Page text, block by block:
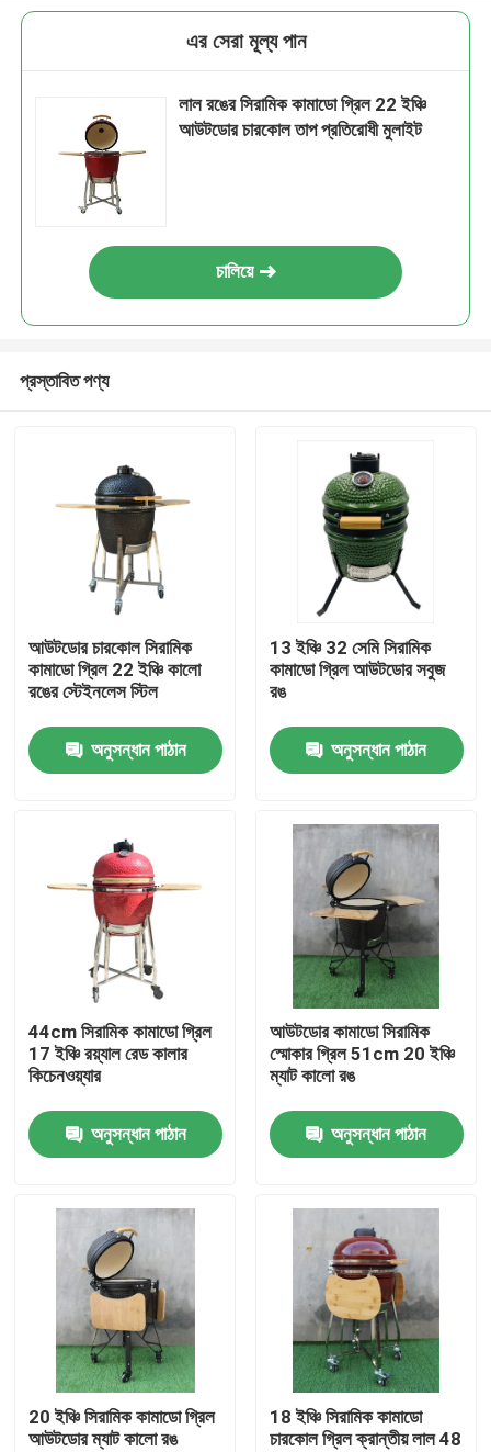
পণ্য
আমাদের সম্পর্কে
কারখানা ভ্রমণ
মান নিয়ন্ত্রণ
আমাদের সাথে যোগাযোগ করুন
সিরামিক কামাডো গ্রিল
সিরামিক বারবিকিউ গ্রিল
সিরামিক চারকোল গ্রিল
এর সেরা মূল্য পান
লাল রঙের সিরামিক কামাডো গ্রিল 22 ইঞ্চি
আউটডোর চারকোল তাপ প্রতিরোধী মুলাইট
চালিয়ে
প্রস্তাবিত পণ্য
আউটডোর চারকোল সিরামিক
কামাডো গ্রিল 22 ইঞ্চি কালো
রঙের স্টেইনলেস স্টিল
অনুসন্ধান পাঠান
13 ইঞ্চি 32 সেমি সিরামিক
কামাডো গ্রিল আউটডোর সবুজ
রঙ
অনুসন্ধান পাঠান
44cm সিরামিক কামাডো গ্রিল
17 ইঞ্চি রয়্যাল রেড কালার
কিচেনওয়্যার
অনুসন্ধান পাঠান
আউটডোর কামাডো সিরামিক
স্মোকার গ্রিল 51cm 20 ইঞ্চি
ম্যাট কালো রঙ
অনুসন্ধান পাঠান
20 ইঞ্চি সিরামিক কামাডো গ্রিল
আউটডোর ম্যাট কালো রঙ
18 ইঞ্চি সিরামিক কামাডো
চারকোল গ্রিল ক্রান্তীয় লাল 48